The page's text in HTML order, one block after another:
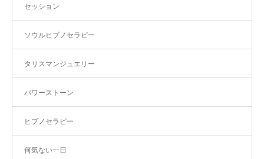
セッション
ソウルヒプノセラピー
タリスマンジュエリー
パワーストーン
ヒプノセラピー
何気ない一日